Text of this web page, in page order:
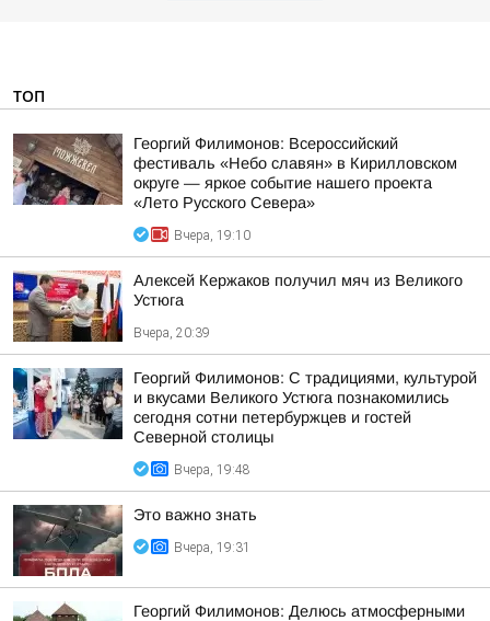
ТОП
Георгий Филимонов: Всероссийский
фестиваль «Небо славян» в Кирилловском
округе — яркое событие нашего проекта
«Лето Русского Севера»
Вчера, 19:10
Алексей Кержаков получил мяч из Великого
Устюга
Вчера, 20:39
Георгий Филимонов: С традициями, культурой
и вкусами Великого Устюга познакомились
сегодня сотни петербуржцев и гостей
Северной столицы
Вчера, 19:48
Это важно знать
Вчера, 19:31
Георгий Филимонов: Делюсь атмосферными